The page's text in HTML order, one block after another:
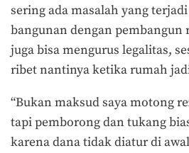
sering ada masalah yang
bangunan dengan
juga bisa mengurus legalitas,
ribet nantinya ketika rumah
“Bukan maksud saya motong
tapi pemborong dan tukang
karena dana tidak diatur di